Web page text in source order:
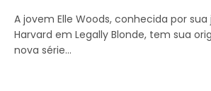
A jovem Elle Woods, conhecida por
Harvard em Legally Blonde, tem sua
nova série…